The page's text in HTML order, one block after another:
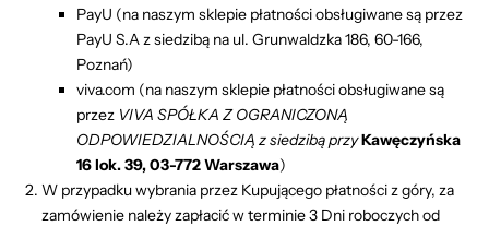
PayU (na naszym sklepie płatności obsługiwane są przez
PayU S.A z siedzibą na ul. Grunwaldzka 186, 60-166,
Poznań)
viva.com (na naszym sklepie płatności obsługiwane są
przez VIVA SPÓŁKA Z OGRANICZONĄ
ODPOWIEDZIALNOŚCIĄ z siedzibą przyKawęczyńska
16 lok.39, 03-772 Warszawa)
W przypadku wybrania przez Kupującego płatności z góry, za
zamówienie należy zapłacić w terminie 3 Dni roboczych od